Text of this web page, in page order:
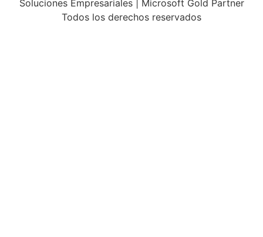
Soluciones Empresariales | Microsoft Gold Partner
Todos los derechos reservados